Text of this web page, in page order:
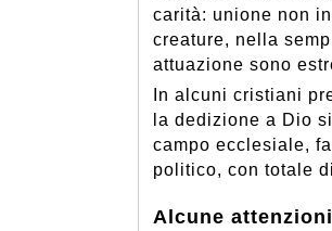
carità: unione non
creature, nella
attuazione sono
In alcuni cristiani
la dedizione a Dio
campo ecclesiale,
politico, con totale
Alcune attenzioni